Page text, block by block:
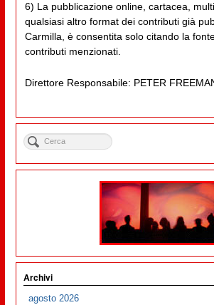
6) La pubblicazione online, cartacea,
qualsiasi altro format dei contributi già
Carmilla, è consentita solo citando la
contributi menzionati.
Direttore Responsabile: PETER
Archivi
agosto 2026